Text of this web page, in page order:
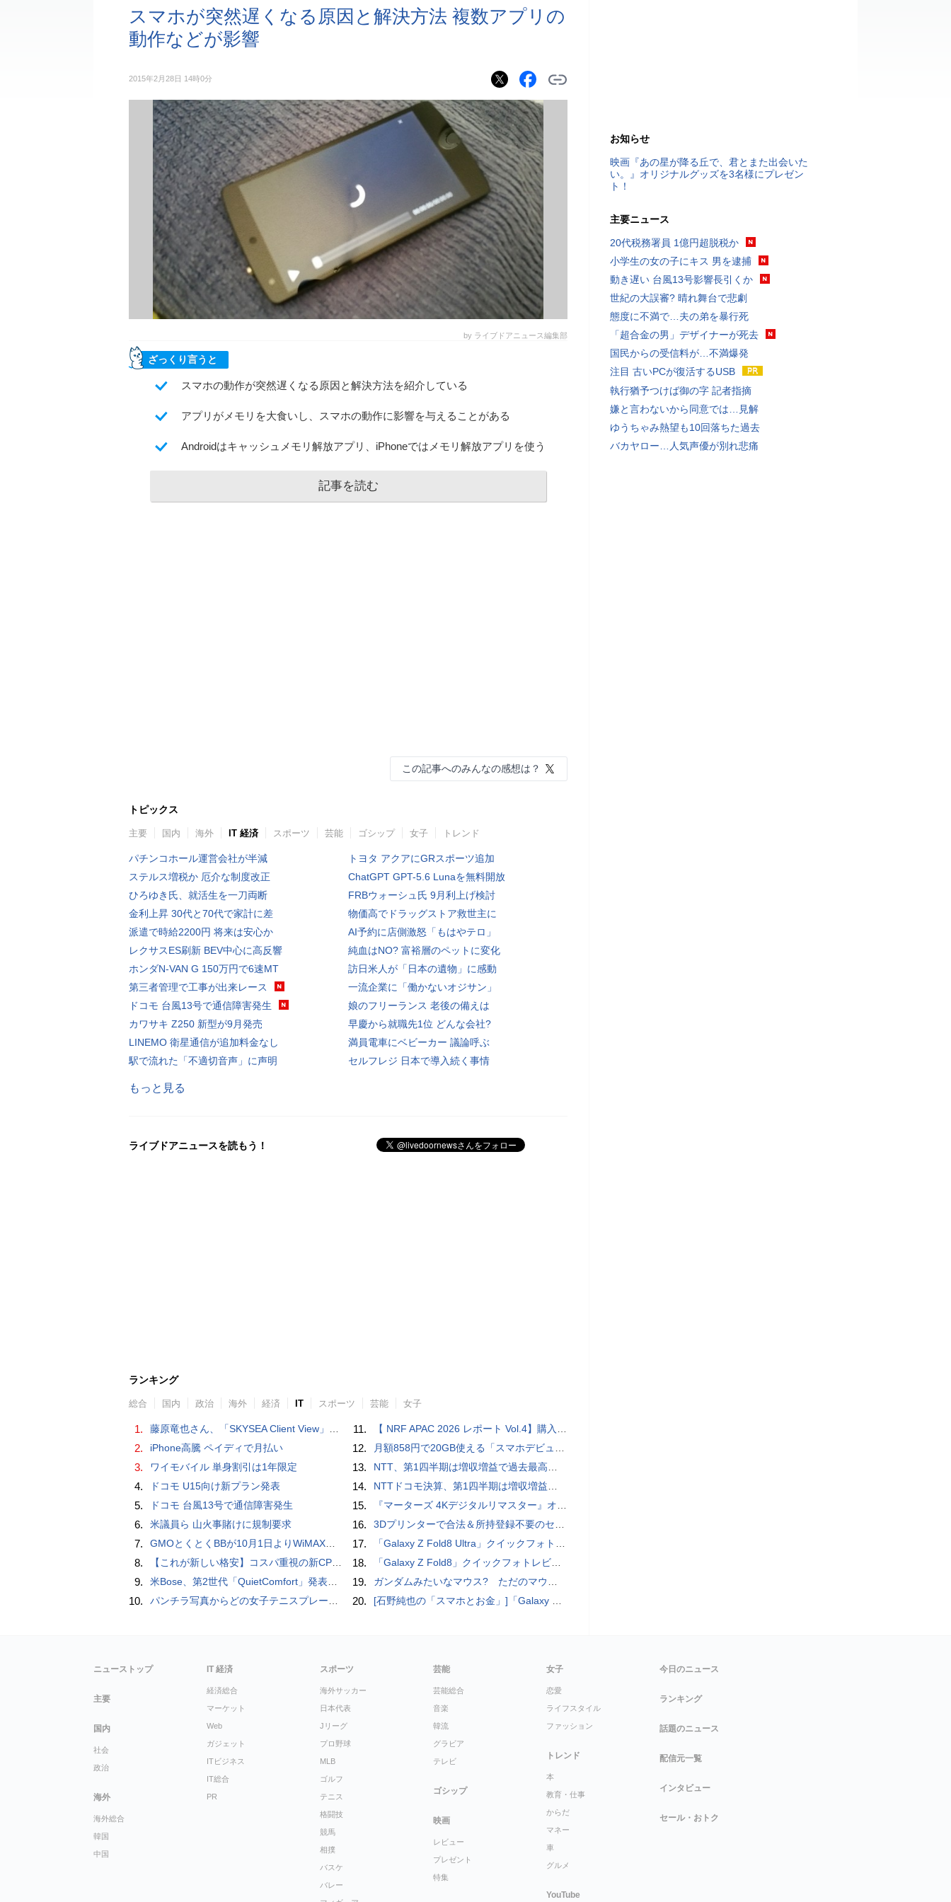
スマホが突然遅くなる原因と解決方法 複数アプリの
動作などが影響
2015年2月28日 14時0分
by ライブドアニュース編集部
ざっくり言うと
スマホの動作が突然遅くなる原因と解決方法を紹介している
アプリがメモリを大食いし、スマホの動作に影響を与えることがある
Androidはキャッシュメモリ解放アプリ、iPhoneではメモリ解放アプリを使う
記事を読む
この記事へのみんなの感想は？
トピックス
主要 国内 海外 IT 経済 スポーツ 芸能 ゴシップ 女子 トレンド
パチンコホール運営会社が半減
ステルス増税か 厄介な制度改正
ひろゆき氏、就活生を一刀両断
金利上昇 30代と70代で家計に差
派遣で時給2200円 将来は安心か
レクサスES刷新 BEV中心に高反響
ホンダN-VAN G 150万円で6速MT
第三者管理で工事が出来レース
ドコモ 台風13号で通信障害発生
カワサキ Z250 新型が9月発売
LINEMO 衛星通信が追加料金なし
駅で流れた「不適切音声」に声明
トヨタ アクアにGRスポーツ追加
ChatGPT GPT-5.6 Lunaを無料開放
FRBウォーシュ氏 9月利上げ検討
物価高でドラッグストア救世主に
AI予約に店側激怒「もはやテロ」
純血はNO? 富裕層のペットに変化
訪日米人が「日本の遺物」に感動
一流企業に「働かないオジサン」
娘のフリーランス 老後の備えは
早慶から就職先1位 どんな会社?
満員電車にベビーカー 議論呼ぶ
セルフレジ 日本で導入続く事情
もっと見る
ライブドアニュースを読もう！
ランキング
総合 国内 政治 海外 経済 IT スポーツ 芸能 女子
1. 藤原竜也さん、「SKYSEA Client View」新CMで「AI労務改善」をアピール 働き方をAIが分析したら「すぐに休んで」と言われる？
2. iPhone高騰 ペイディで月払い
3. ワイモバイル 単身割引は1年限定
4. ドコモ U15向け新プラン発表
5. ドコモ 台風13号で通信障害発生
6. 米議員ら 山火事賭けに規制要求
7. GMOとくとくBBが10月1日よりWiMAXなど月額605円値上げ！全6種の重要変更を徹底解説
8. 【これが新しい格安】コスパ重視の新CPUを搭載した「 Beelink EQi Wildcat Lake Core 3 304」をレビューします。なんと10G LANも搭載していますよ
9. 米Bose、第2世代「QuietComfort」発表 ノイキャン強化、メガネ着用時の低下を抑制
10. パンチラ写真からどの女子テニスプレーヤーのものなのか当てるクイズ「Tennis Upskirts」
11. 【 NRF APAC 2026 レポート Vol.4】購入の瞬間に眠る価値 Transaction Momentとリテールの次の成長戦略
12. 月額858円で20GB使える「スマホデビュープラン U15」ドコモが提供、ahamoも割引になる親子割も
13. NTT、第1四半期は増収増益で過去最高 IOWNや分散GPUの取り組みを説明
14. NTTドコモ決算、第1四半期は増収増益 通信収入に底打ちの兆し、金融・AIを強化
15. 『マーターズ 4Kデジタルリマスター』オールナイト上映、鬼畜な併映作品が決定 全部観たら“生還証”をプレゼント［ホラー通信］
16. 3Dプリンターで合法＆所持登録不要のセミオートマチック銃を自作、発砲試験にも成功した猛者が登場
17. 「Galaxy Z Fold8 Ultra」クイックフォトレビュー
18. 「Galaxy Z Fold8」クイックフォトレビュー
19. ガンダムみたいなマウス? ただのマウスとは違うのだよ1944通りの形状に変更できる驚異のマウス
20. [石野純也の「スマホとお金」]「Galaxy Z Fold7／Flip7」発表、注目したいソフトバンクの価格攻勢
お知らせ
映画『あの星が降る丘で、君とまた出会いた
い。』オリジナルグッズを3名様にプレゼン
ト！
主要ニュース
20代税務署員 1億円超脱税か
小学生の女の子にキス 男を逮捕
動き遅い 台風13号影響長引くか
世紀の大誤審? 晴れ舞台で悲劇
態度に不満で…夫の弟を暴行死
「超合金の男」デザイナーが死去
国民からの受信料が…不満爆発
注目 古いPCが復活するUSB
執行猶予つけば御の字 記者指摘
嫌と言わないから同意では…見解
ゆうちゃみ熱望も10回落ちた過去
バカヤロー…人気声優が別れ悲痛
ニューストップ
主要
国内
社会
政治
海外
海外総合
韓国
中国
IT 経済
経済総合
マーケット
Web
ガジェット
ITビジネス
IT総合
PR
スポーツ
海外サッカー
日本代表
Jリーグ
プロ野球
MLB
ゴルフ
テニス
格闘技
競馬
相撲
バスケ
バレー
芸能
芸能総合
音楽
韓流
グラビア
テレビ
ゴシップ
映画
レビュー
プレゼント
特集
女子
恋愛
ライフスタイル
ファッション
トレンド
本
教育・仕事
からだ
マネー
車
グルメ
YouTube
今日のニュース
ランキング
話題のニュース
配信元一覧
インタビュー
セール・おトク